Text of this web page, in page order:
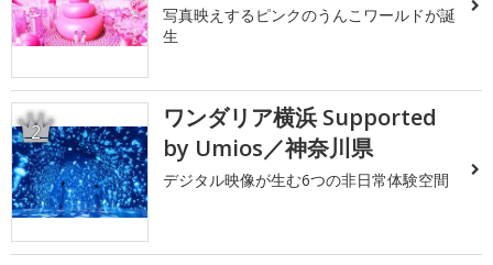
写真映えするピンクのうんこワールドが誕
生
2
ワンダリア横浜 Supported
by Umios／神奈川県
デジタル映像が生む6つの非日常体験空間